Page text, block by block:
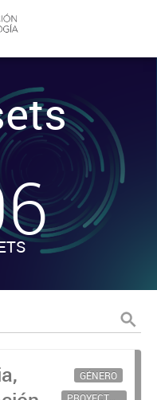
GÉNERO
PROYECTOS CIENTÍFICOS